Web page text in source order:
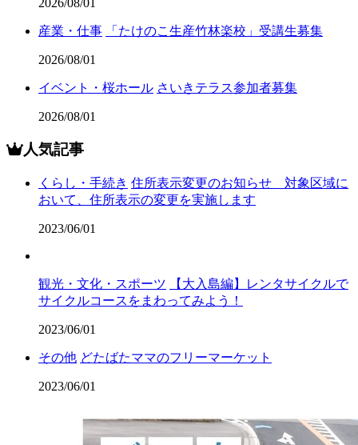
2026/08/01
産業・仕事 「たけのこ生産竹林楽校」受講生募集
2026/08/01
イベント・桜ホール さいきテラス参加者募集
2026/08/01
人気記事
くらし・手続き 住所表示変更のお知らせ 対象区域に
おいて、住所表示の変更を実施します
2023/06/01
観光・文化・スポーツ
【大入島編】レンタサイクルで
サイクルコースをまわってみよう！
2023/06/01
その他 どたばたママのフリーマーケット
2023/06/01